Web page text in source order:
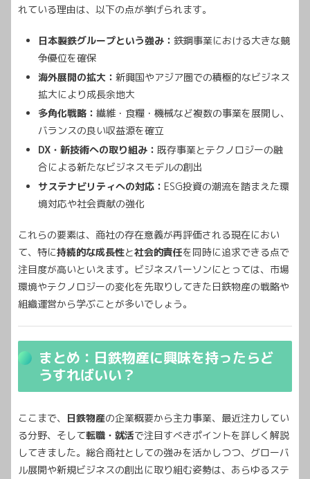
れている理由は、以下の点が挙げられます。
日本製鉄グループという強み： 鉄鋼事業における大きな競
争優位を確保
海外展開の拡大： 新興国やアジア圏での積極的なビジネス
拡大により成長余地大
多角化戦略： 繊維・食糧・機械など複数の事業を展開し、
バランスの良い収益源を確立
DX・新技術への取り組み： 既存事業とテクノロジーの融
合による新たなビジネスモデルの創出
サステナビリティへの対応： ESG投資の潮流を踏まえた環
境対応や社会貢献の強化
これらの要素は、商社の存在意義が再評価される現在におい
て、特に持続的な成長性と社会的責任を同時に追求できる点で
注目度が高いといえます。ビジネスパーソンにとっては、市場
環境やテクノロジーの変化を先取りしてきた日鉄物産の戦略や
組織運営から学ぶことが多いでしょう。
まとめ：日鉄物産に興味を持ったらど
うすればいい？
ここまで、 日鉄物産の企業概要から主力事業、最近注力してい
る分野、そして転職・就活で注目すべきポイントを詳しく解説
してきました。総合商社としての強みを活かしつつ、グローバ
ル展開や新規ビジネスの創出に取り組む姿勢は、あらゆるステ